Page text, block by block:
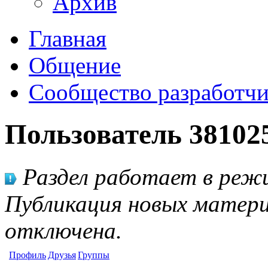
Главная
Общение
Сообщество
Пользователь
Раздел работает в
Публикация новых
отключена.
Профиль ДрузьяГруппы